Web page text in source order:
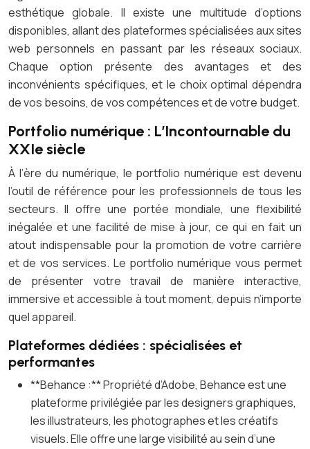
esthétique globale. Il existe une multitude d’options
disponibles, allant des plateformes spécialisées aux sites
web personnels en passant par les réseaux sociaux.
Chaque option présente des avantages et des
inconvénients spécifiques, et le choix optimal dépendra
de vos besoins, de vos compétences et de votre budget.
Portfolio numérique : L’Incontournable du
XXIe siècle
À l’ère du numérique, le portfolio numérique est devenu
l’outil de référence pour les professionnels de tous les
secteurs. Il offre une portée mondiale, une flexibilité
inégalée et une facilité de mise à jour, ce qui en fait un
atout indispensable pour la promotion de votre carrière
et de vos services. Le portfolio numérique vous permet
de présenter votre travail de manière interactive,
immersive et accessible à tout moment, depuis n’importe
quel appareil.
Plateformes dédiées : spécialisées et
performantes
**Behance :** Propriété d’Adobe, Behance est une
plateforme privilégiée par les designers graphiques,
les illustrateurs, les photographes et les créatifs
visuels. Elle offre une large visibilité au sein d’une